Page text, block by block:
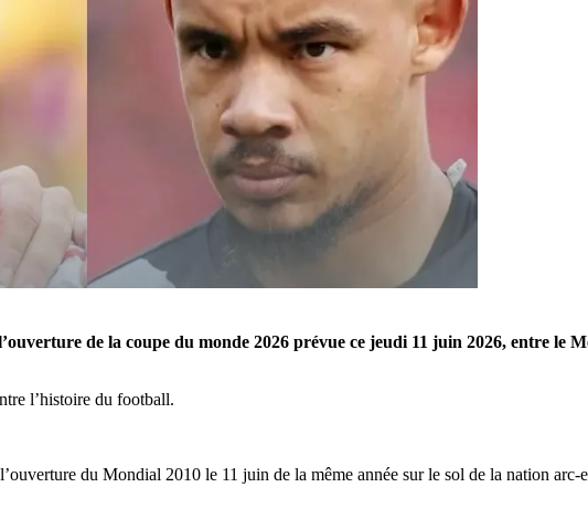
de la coupe du monde 2026 prévue ce jeudi 11 juin 2026, entre le
l’histoire du football.
du Mondial 2010 le 11 juin de la même année sur le sol de la nation